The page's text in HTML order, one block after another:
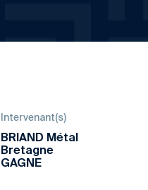
Intervenant(s)
BRIAND Métal
Bretagne
GAGNE